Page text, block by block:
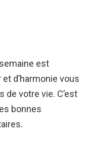
est
et d’harmonie vous
votre vie. C’est
bonnes